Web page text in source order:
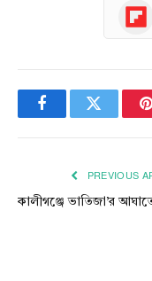
FacebookTwitter
PREVIOUS
কালীগঞ্জে ভাতিজা’র